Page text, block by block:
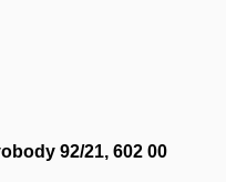
92/21, 602 00